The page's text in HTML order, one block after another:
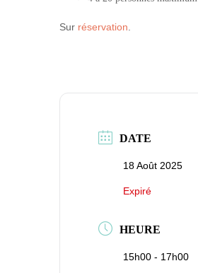
Sur réservation
DATE
18 Août 2025
Expiré
HEURE
15h00 - 17h00